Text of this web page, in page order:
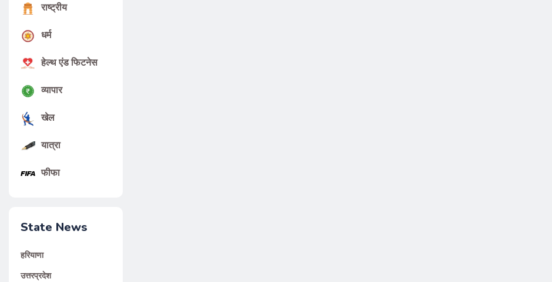
राष्ट्रीय
धर्म
हेल्थ एंड फिटनेस
व्यापार
खेल
यात्रा
फीफा
State News
हरियाणा
उत्तरप्रदेश